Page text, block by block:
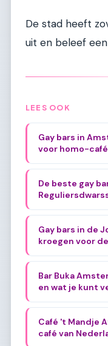
De stad heeft
uit en beleef
LEES OOK
Gay bars in
voor homo-
De beste gay
Gay bars in de
kroegen voor
Bar Buka
en wat je kunt
Café 't Mandje
café van